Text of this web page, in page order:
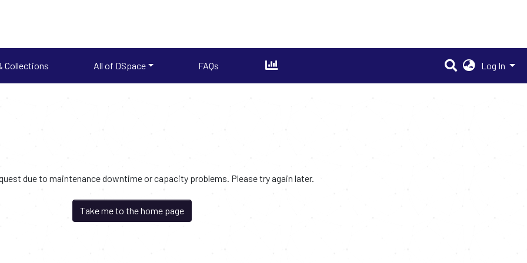
Collections All of DSpace FAQs Log In
due to maintenance downtime or capacity problems. Please try again later.
Take me to the home page